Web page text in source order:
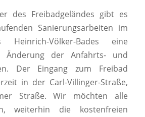
des Freibadgeländes gibt es
Sanierungsarbeiten im
Heinrich-Völker-Bades eine
Änderung der Anfahrts- und
Der Eingang zum Freibad
in der Carl-Villinger-Straße,
Straße. Wir möchten alle
weiterhin die kostenfreien